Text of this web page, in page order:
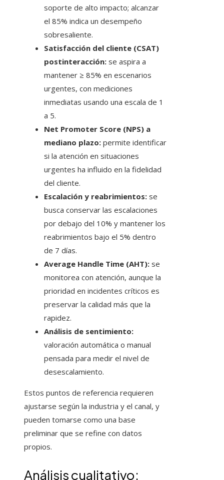
soporte de alto impacto; alcanzar
el 85% indica un desempeño
sobresaliente.
Satisfacción del cliente (CSAT)
postinteracción: se aspira a
mantener ≥ 85% en escenarios
urgentes, con mediciones
inmediatas usando una escala de 1
a 5.
Net Promoter Score (NPS) a
mediano plazo: permite identificar
si la atención en situaciones
urgentes ha influido en la fidelidad
del cliente.
Escalación y reabrimientos: se
busca conservar las escalaciones
por debajo del 10% y mantener los
reabrimientos bajo el 5% dentro
de 7 días.
Average Handle Time (AHT): se
monitorea con atención, aunque la
prioridad en incidentes críticos es
preservar la calidad más que la
rapidez.
Análisis de sentimiento:
valoración automática o manual
pensada para medir el nivel de
desescalamiento.
Estos puntos de referencia requieren
ajustarse según la industria y el canal, y
pueden tomarse como una base
preliminar que se refine con datos
propios.
Análisis cualitativo: